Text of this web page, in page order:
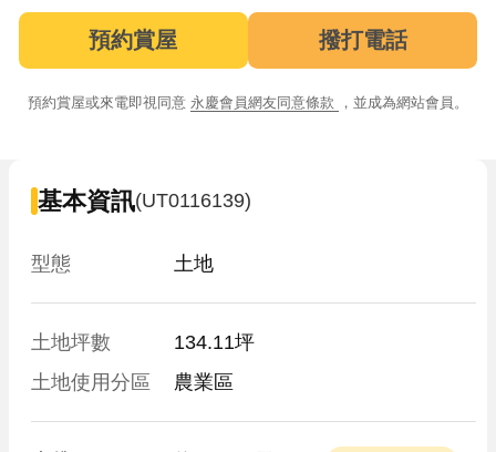
預約賞屋 撥打電話
預約賞屋或來電即視同意 永慶會員網友同意條款 ，並成為網站會員。
基本資訊(UT0116139)
型態 土地
土地坪數
134.11坪
土地使用分區
農業區